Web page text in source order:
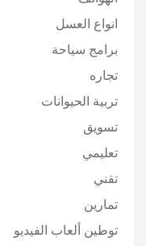
انواع العسل
برامج سياحة
تجاره
تربية الحيوانات
تسويق
تعليمي
تقني
تمارين
توطين ألعاب الفيديو